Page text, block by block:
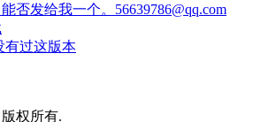
否发给我一个。56639786@qq.com
有过这版本
权所有.